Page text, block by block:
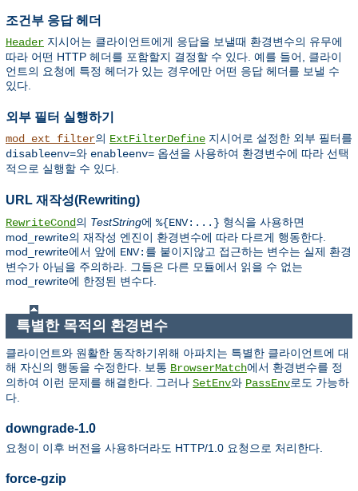
조건부 응답 헤더
Header 지시어는 클라이언트에게 응답을 보낼때 환경변수의 유무에
따라 어떤 HTTP 헤더를 포함할지 결정할 수 있다. 예를 들어, 클라이
언트의 요청에 특정 헤더가 있는 경우에만 어떤 응답 헤더를 보낼 수
있다.
외부 필터 실행하기
mod_ext_filter의 ExtFilterDefine 지시어로 설정한 외부 필터를
disableenv=와 enableenv= 옵션을 사용하여 환경변수에 따라 선택
적으로 실행할 수 있다.
URL 재작성(Rewriting)
RewriteCond의 TestString에 %{ENV:...} 형식을 사용하면
mod_rewrite의 재작성 엔진이 환경변수에 따라 다르게 행동한다.
mod_rewrite에서 앞에 ENV: 를 붙이지않고 접근하는 변수는 실제 환경
변수가 아님을 주의하라. 그들은 다른 모듈에서 읽을 수 없는
mod_rewrite에 한정된 변수다.
특별한 목적의 환경변수
클라이언트와 원활한 동작하기위해 아파치는 특별한 클라이언트에 대
해 자신의 행동을 수정한다. 보통 BrowserMatch에서 환경변수를 정
의하여 이런 문제를 해결한다. 그러나 SetEnv와 PassEnv로도 가능하
다.
downgrade-1.0
요청이 이후 버전을 사용하더라도 HTTP/1.0 요청으로 처리한다.
force-gzip